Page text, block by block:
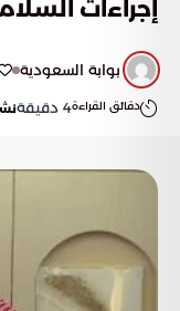
إجراءات
بوابة السعودية
دقائق القراءة4 دقيقة